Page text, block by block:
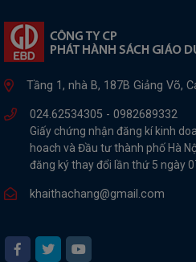
Tầng 1, nhà B, 187B Giảng Võ,
024.62534305 - 0982689332
Giấy chứng nhận đăng kí kinh
hoach và Đầu tư thành phố Hà
đăng ký thay đổi lần thứ 5 ngày
khaithachang@gmail.com